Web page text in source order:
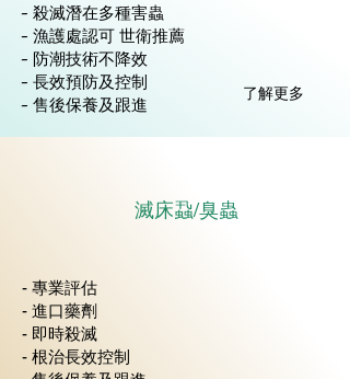
- 殺滅潛在多種害蟲
- 漁護處認可 世衛推薦
- 防潮技術不降效
- 長效預防及控制
- 售後保養及跟進
了解更多
滅床蝨/臭蟲
- 專業評估
- 進口藥劑
- 即時殺滅
- 根治長效控制